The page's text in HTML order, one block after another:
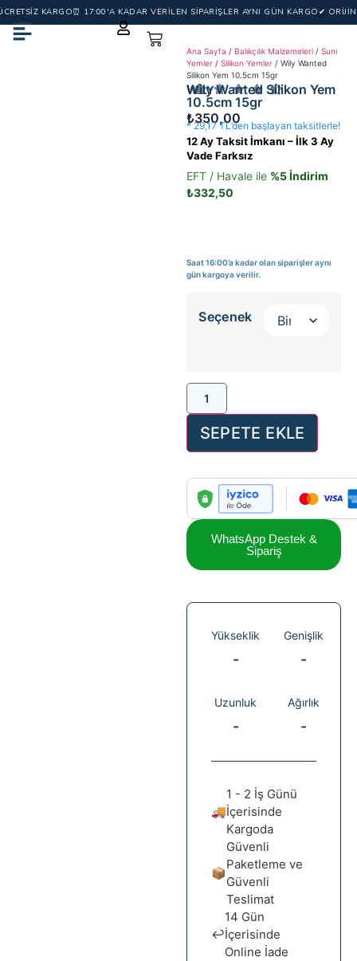
KARGO⏰ 17:00'A KADAR VERİLEN SİPARİŞLER AYNI GÜN KARGO✔
Ana Sayfa / Balıkçılık Malzemeleri / Suni
Yemler / Silikon Yemler / Wily Wanted
Silikon Yem 10.5cm 15gr
WILY
Wily Wanted Silikon Yem
10.5cm 15gr
₺350,00
* 29,17 TL’den başlayan taksitlerle!
12 Ay Taksit İmkanı – İlk 3 Ay
Vade Farksız
EFT / Havale ile %5 İndirim
₺332,50
Saat 16:00’a kadar olan siparişler aynı
gün kargoya verilir.
Seçenek
SEPETE EKLE
WhatsApp Destek &
Sipariş
Yükseklik
-
Genişlik
-
Uzunluk
-
Ağırlık
-
🚚
1 - 2 İş Günü
İçerisinde
Kargoda
📦
Güvenli
Paketleme ve
Güvenli
Teslimat
↩️
14 Gün
İçerisinde
Online İade